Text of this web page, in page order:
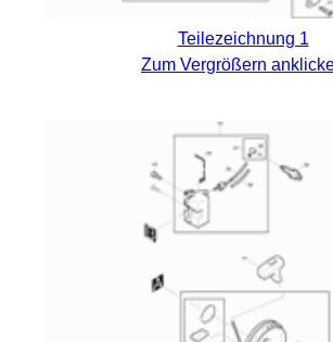
Teilezeichnung 1
Zum Vergrößern